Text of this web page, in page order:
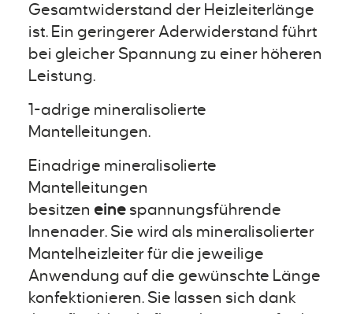
Gesamtwiderstand der Heizleiterlänge
ist. Ein geringerer Aderwiderstand führt
bei gleicher Spannung zu einer höheren
Leistung.
1-adrige mineralisolierte
Mantelleitungen.
Einadrige mineralisolierte
Mantelleitungen
besitzen eine spannungsführende
Innenader. Sie wird als mineralisolierter
Mantelheizleiter für die jeweilige
Anwendung auf die gewünschte Länge
konfektionieren. Sie lassen sich dank